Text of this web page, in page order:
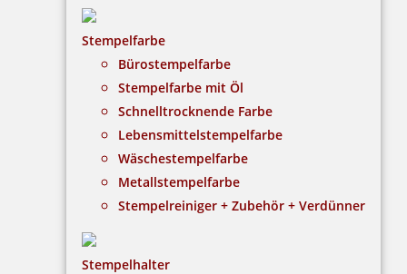
Stempelfarbe
Bürostempelfarbe
Stempelfarbe mit Öl
Schnelltrocknende Farbe
Lebensmittelstempelfarbe
Wäschestempelfarbe
Metallstempelfarbe
Stempelreiniger + Zubehör + Verdünner
Stempelhalter